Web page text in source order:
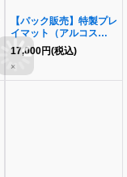
【パック販売】特製プレ
イマット（アルコス覚醒
者たち）
17,000円(税込)
×